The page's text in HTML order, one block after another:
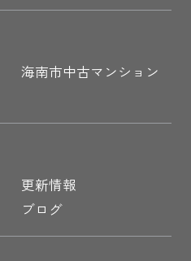
海南市中古マンション
更新情報
ブログ